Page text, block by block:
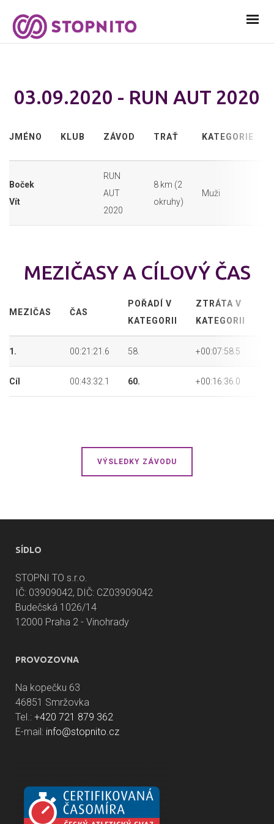
03.09.2020 - RUN AUT 2020
JMÉNO KLUB ZÁVOD TRAŤ KATEGORIE
Boček
Vít
RUN
AUT
2020
8 km (2
okruhy)
Muži
MEZIČASY A CÍLOVÝ ČAS
MEZIČAS ČAS
POŘADÍ V
KATEGORII
ZTRÁTA V
KATEGORII
1. 00:21:21.6 58. +00:07:58.5
Cíl 00:43:32.1 60. +00:16:36.0
VÝSLEDKY ZÁVODU
SÍDLO
STOPNI TO s.r.o.
IČ: 03909042, DIČ: CZ03909042
Budečská 1026/14
12000 Praha 2 - Vinohrady
PROVOZOVNA
Na kopečku 63
46851 Smržovka
Tel.: +420 721 879 362
E-mail: info@stopnito.cz